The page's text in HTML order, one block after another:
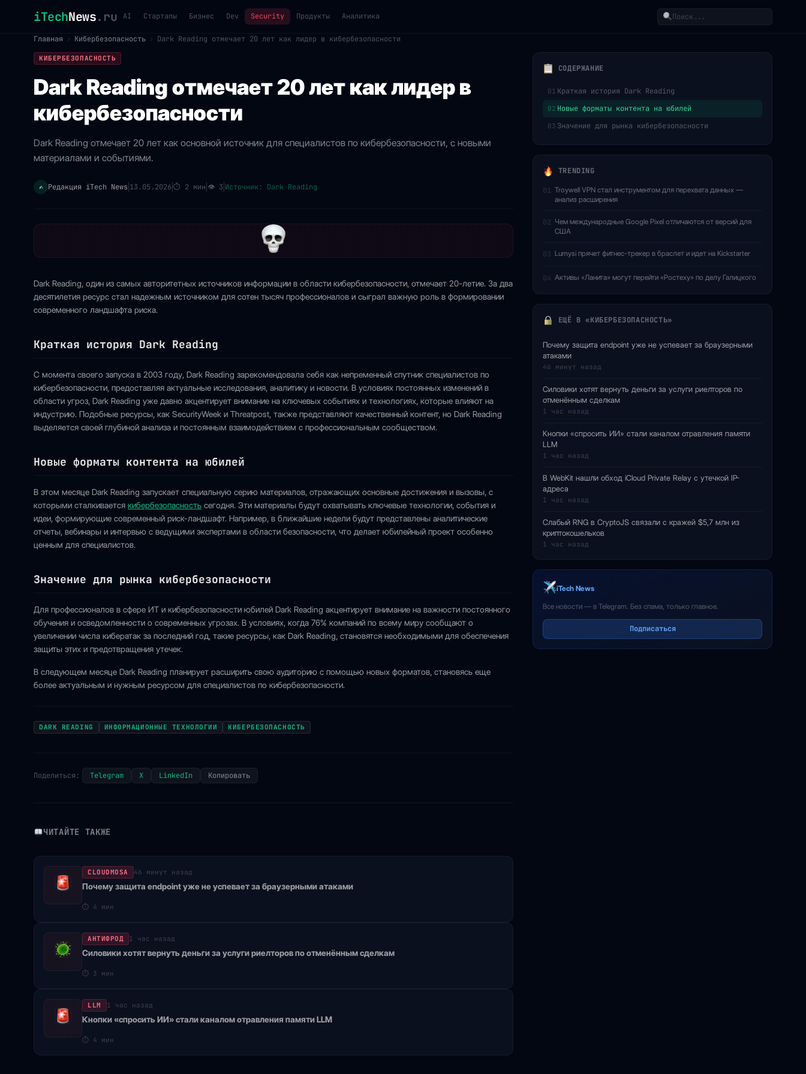
iTechNews.ru AI Стартапы Бизнес Dev Security Продукты Аналитика
Поиск
Главная
› Кибербезопасность › Dark Reading отмечает 20 лет как лидер в кибербезопасности
КИБЕРБЕЗОПАСНОСТЬ
Dark Reading отмечает 20 лет как лидер в
кибербезопасности
Dark Reading отмечает 20 лет как основной источник для специалистов по кибербезопасности, с новыми
материалами и событиями.
✍️ Редакция iTech News 13.05.2026⏱ 2 мин 👁 3 Источник: Dark Reading
Dark Reading, один из самых авторитетных источников информации в области кибербезопасности, отмечает 20-летие. За два
десятилетия ресурс стал надежным источником для сотен тысяч профессионалов и сыграл важную роль в формировании
современного ландшафта риска.
Краткая история Dark Reading
С момента своего запуска в 2003 году, Dark Reading зарекомендовала себя как непременный спутник специалистов по
кибербезопасности, предоставляя актуальные исследования, аналитику и новости. В условиях постоянных изменений в
области угроз, Dark Reading уже давно акцентирует внимание на ключевых событиях и технологиях, которые влияют на
индустрию. Подобные ресурсы, как SecurityWeek и Threatpost, также представляют качественный контент, но Dark Reading
выделяется своей глубиной анализа и постоянным взаимодействием с профессиональным сообществом.
Новые форматы контента на юбилей
В этом месяце Dark Reading запускает специальную серию материалов, отражающих основные достижения и вызовы, с
которыми сталкивается кибербезопасность сегодня. Эти материалы будут охватывать ключевые технологии, события и
идеи, формирующие современный риск-ландшафт. Например, в ближайшие недели будут представлены аналитические
отчеты, вебинары и интервью с ведущими экспертами в области безопасности, что делает юбилейный проект особенно
ценным для специалистов.
Значение для рынка кибербезопасности
Для профессионалов в сфере ИТ и кибербезопасности юбилей Dark Reading акцентирует внимание на важности постоянного
обучения и осведомленности о современных угрозах. В условиях, когда 76% компаний по всему миру сообщают о
увеличении числа кибератак за последний год, такие ресурсы, как Dark Reading, становятся необходимыми для обеспечения
защиты этих и предотвращения утечек.
В следующем месяце Dark Reading планирует расширить свою аудиторию с помощью новых форматов, становясь еще
более актуальным и нужным ресурсом для специалистов по кибербезопасности.
DARK READING ИНФОРМАЦИОННЫЕ ТЕХНОЛОГИИ КИБЕРБЕЗОПАСНОСТЬ
Поделиться: Telegram X LinkedIn Копировать
ЧИТАЙТЕ ТАКЖЕ
CLOUDMOSA 46 минут назад
Почему защита endpoint уже не успевает за браузерными атаками
⏱ 4 мин
АНТИФРОД 1 час назад
Силовики хотят вернуть деньги за услуги риелторов по отменённым сделкам
⏱ 3 мин
LLM 1 час назад
Кнопки «спросить ИИ» стали каналом отравления памяти LLM
⏱ 4 мин
СОДЕРЖАНИЕ
01 Краткая история Dark Reading
02 Новые форматы контента на юбилей
03 Значение для рынка кибербезопасности
TRENDING
01 Troywell VPN стал инструментом для перехвата данных —
анализ расширения
02 Чем международные Google Pixel отличаются от версий для
США
03 Lumysi прячет фитнес-трекер в браслет и идет на Kickstarter
04 Активы «Ланита» могут перейти «Ростеху» по делу Галицкого
ЕЩЁ В «КИБЕРБЕЗОПАСНОСТЬ»
Почему защита endpoint уже не успевает за браузерными
атаками
46 минут назад
Силовики хотят вернуть деньги за услуги риелторов по
отменённым сделкам
1 час назад
Кнопки «спросить ИИ» стали каналом отравления памяти
LLM
1 час назад
В WebKit нашли обход iCloud Private Relay с утечкой IP-
адреса
1 час назад
Слабый RNG в CryptoJS связали с кражей $5,7 млн из
криптокошельков
1 час назад
iTech News
Все новости — в Telegram. Без спама, только главное.
Подписаться